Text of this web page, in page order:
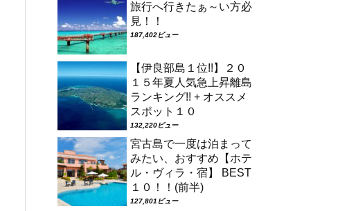
旅行へ行きたぁ～い方必
見！！
187,402ビュー
【伊良部島１位!!】２０
１５年夏人気急上昇離島
ランキング!! + オススメ
スポット１０
132,220ビュー
宮古島で一度は泊まって
みたい、おすすめ【ホテ
ル・ヴィラ・宿】 BEST
１０！！(前半)
127,801ビュー